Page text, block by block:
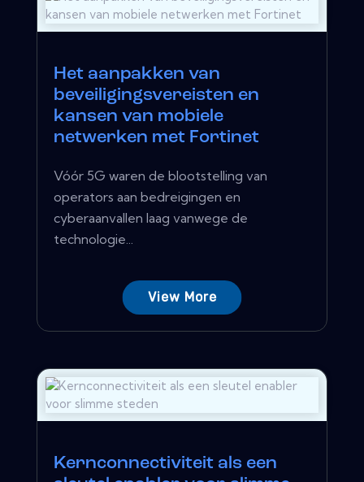
Het aanpakken van
beveiligingsvereisten en
kansen van mobiele
netwerken met Fortinet
Vóór 5G waren de blootstelling van
operators aan bedreigingen en
cyberaanvallen laag vanwege de
technologie...
View More
Kernconnectiviteit als een